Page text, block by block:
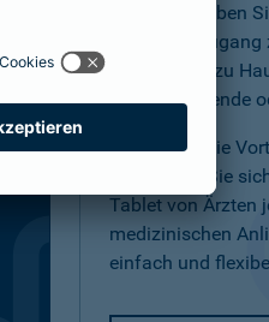
(Telearzt) haben
jedem Ort
einfach von zu
am Wochenende
Nutzen Sie die
und lassen Sie
Tablet von Ärzten
medizinischen
einfach und